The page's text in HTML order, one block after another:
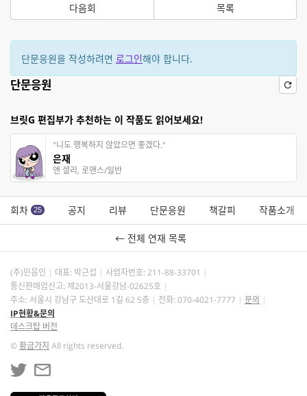
다음회 목록
단문응원을 작성하려면 로그인해야 합니다.
단문응원
브릿G 편집부가 추천하는 이 작품도 읽어보세요!
"니도 행복하지 않았으면 좋겠다."
은재
앤 셜리, 로맨스/일반
회차 25 공지 리뷰 단문응원 책갈피 작품소개
← 전체 연재 목록
(주)민음인 대표: 박근섭 사업자번호: 211-88-33701
통신판매업신고: 제2013-서울강남-02625호
주소: 서울시 강남구 도산대로 1길 62 5층
전화: 070-4021-7777
문의
IP현황&문의
데스크탑 버전
©황금가지 All rights reserved.